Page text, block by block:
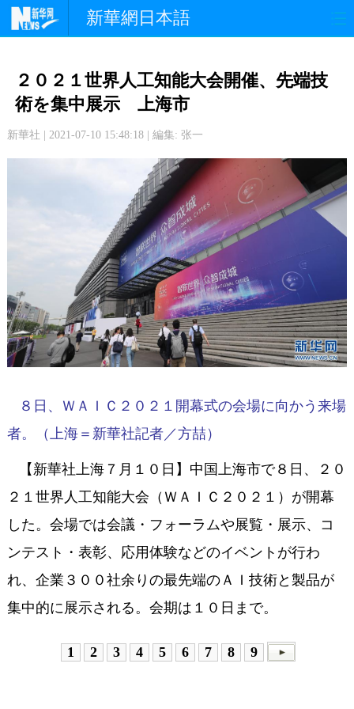
新華網日本語
文 化 観 光
中日交流 国 際
２０２１世界人工知能大会開催、先端技
術を集中展示 上海市
新華社 | 2021-07-10 15:48:18 | 編集: 张一
８日、ＷＡＩＣ２０２１開幕式の会場に向かう来場
者。（上海＝新華社記者／方喆）
【新華社上海７月１０日】中国上海市で８日、２０
２１世界人工知能大会（ＷＡＩＣ２０２１）が開幕
した。会場では会議・フォーラムや展覧・展示、コ
ンテスト・表彰、応用体験などのイベントが行わ
れ、企業３００社余りの最先端のＡＩ技術と製品が
集中的に展示される。会期は１０日まで。
1 2 3 4 5 6 7 8 9